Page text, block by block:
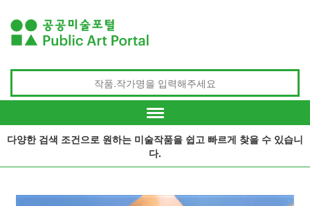
다양한 검색 조건으로 원하는 미술작품을 쉽고 빠르게 찾을 수 있습니
다.